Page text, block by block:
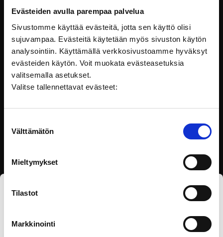
Evästeiden avulla parempaa palvelua
Sivustomme käyttää evästeitä, jotta sen käyttö olisi
sujuvampaa. Evästeitä käytetään myös sivuston käytön
analysointiin. Käyttämällä verkkosivustoamme hyväksyt
evästeiden käytön. Voit muokata evästeasetuksia
valitsemalla asetukset.
Valitse tallennettavat evästeet:
valinta
Välttämätön
Mieltymykset
Tilastot
Markkinointi
Building Partnerships for Digital Transition with
Finland
Koulutus on tarjolla vain englanniksi. In this course, you
Kehittäminen
Tilaa eOppivan uutiskirje